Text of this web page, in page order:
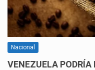
Nacional
VENEZUELA PODRÍA